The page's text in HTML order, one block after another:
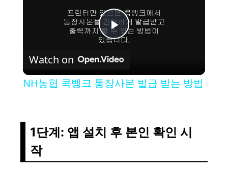
P
y
V
Watch on
NH농협 콕뱅크 통장사본 발급 받는 방법
1단계: 앱 설치 후 본인 확인 시
작